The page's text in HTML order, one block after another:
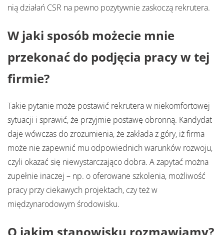
nią działań CSR na pewno pozytywnie zaskoczą rekrutera.
W jaki sposób możecie mnie
przekonać do podjęcia pracy w tej
firmie?
Takie pytanie może postawić rekrutera w niekomfortowej
sytuacji i sprawić, że przyjmie postawę obronną. Kandydat
daje wówczas do zrozumienia, że zakłada z góry, iż firma
może nie zapewnić mu odpowiednich warunków rozwoju,
czyli okazać się niewystarczająco dobra. A zapytać można
zupełnie inaczej – np. o oferowane szkolenia, możliwość
pracy przy ciekawych projektach, czy też w
międzynarodowym środowisku.